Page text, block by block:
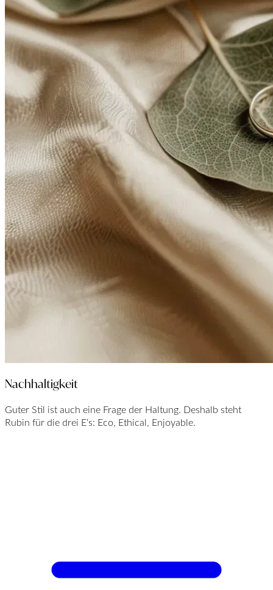
Nachhaltigkeit
Guter Stil ist auch eine Frage der Haltung. Deshalb steht
Rubin für die drei E‘s: Eco, Ethical, Enjoyable.